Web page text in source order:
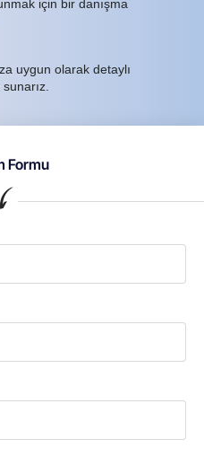
için bir danışma
uygun olarak detaylı
Formu